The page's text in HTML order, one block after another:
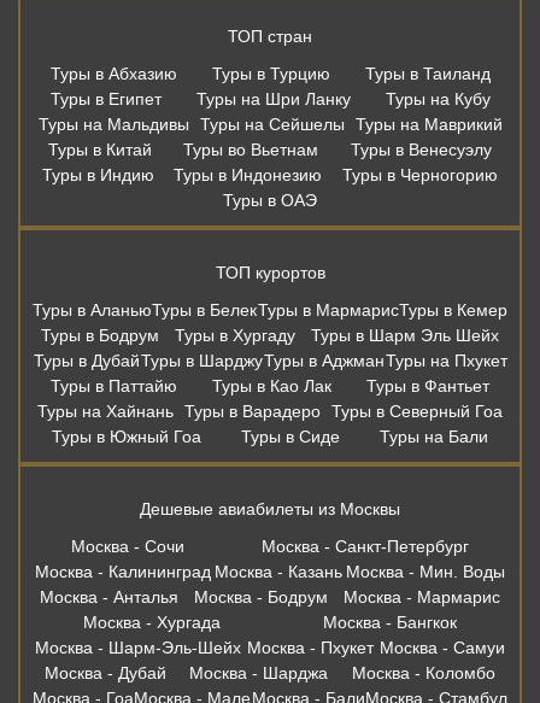
ТОП стран
Туры в Абхазию
Туры в Турцию
Туры в Таиланд
Туры в Египет
Туры на Шри Ланку
Туры на Кубу
Туры на Мальдивы
Туры на Сейшелы
Туры на Маврикий
Туры в Китай
Туры во Вьетнам
Туры в Венесуэлу
Туры в Индию
Туры в Индонезию
Туры в Черногорию
Туры в ОАЭ
ТОП курортов
Туры в АланьюТуры в БелекТуры в МармарисТуры в Кемер
Туры в Бодрум
Туры в Хургаду
Туры в Шарм Эль Шейх
Туры в ДубайТуры в ШарджуТуры в АджманТуры на Пхукет
Туры в Паттайю
Туры в Као Лак
Туры в Фантьет
Туры на Хайнань Туры в Варадеро Туры в Северный Гоа
Туры в Южный Гоа
Туры в Сиде Туры на Бали
Дешевые авиабилеты из Москвы
Москва - Сочи
Москва - Санкт-Петербург
Москва - Калининград Москва - Казань Москва - Мин. Воды
Москва - Анталья
Москва - Бодрум
Москва - Мармарис
Москва - Хургада
Москва - Бангкок
Москва - Шарм-Эль-Шейх Москва - Пхукет Москва - Самуи
Москва - Дубай
Москва - Шарджа
Москва - Коломбо
Москва - ГоаМосква - МалеМосква - БалиМосква - Стамбул